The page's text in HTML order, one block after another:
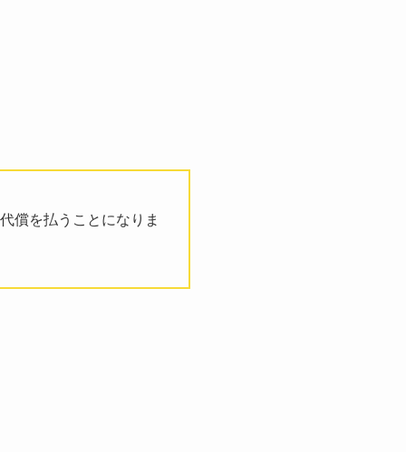
償を払うことになりま